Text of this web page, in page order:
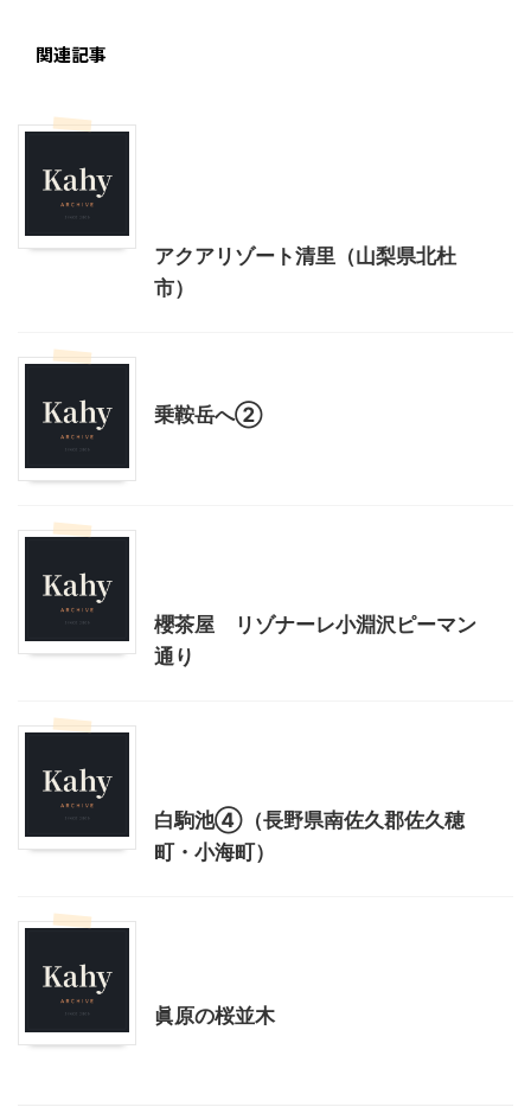
関連記事
アクアリゾート清里（山梨県北杜
市）
乗鞍岳へ②
櫻茶屋 リゾナーレ小淵沢ピーマン
通り
白駒池④（長野県南佐久郡佐久穂
町・小海町）
眞原の桜並木